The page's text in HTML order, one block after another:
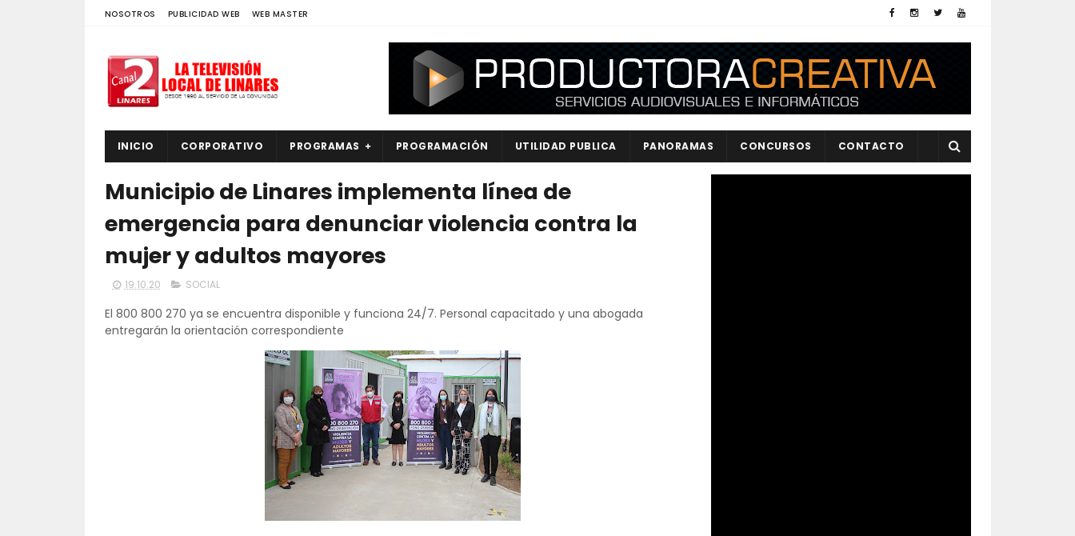
NOSOTROS PUBLICIDAD WEB WEB MASTER
INICIO CORPORATIVO PROGRAMAS PROGRAMACIÓN UTILIDAD PUBLICA PANORAMAS CONCURSOS CONTACTO
Municipio de Linares implementa línea de
emergencia para denunciar violencia contra la
mujer y adultos mayores
19.10.20 SOCIAL
El 800 800 270 ya se encuentra disponible y funciona 24/7. Personal capacitado y una abogada
entregarán la orientación correspondiente